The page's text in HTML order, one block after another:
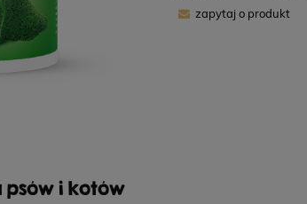
zapytaj o produkt
psów i kotów